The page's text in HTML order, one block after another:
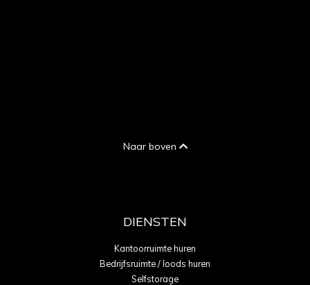
Naar boven
DIENSTEN
Kantoorruimte huren
Bedrijfsruimte / loods huren
Selfstorage